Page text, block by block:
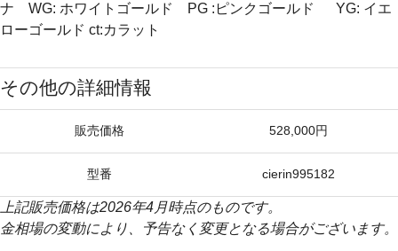
ナ WG: ホワイトゴールド PG :ピンクゴールド YG: イエ
ローゴールド ct:カラット
その他の詳細情報
販売価格 528,000円
型番 cierin995182
上記販売価格は2026年4月時点のものです。
金相場の変動により、予告なく変更となる場合がございます。